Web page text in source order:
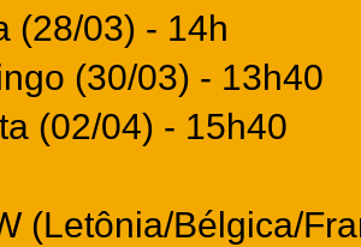
(28/03) - 14h
(30/03) - 13h40
(02/04) - 15h40
(Letônia/Bélgica/